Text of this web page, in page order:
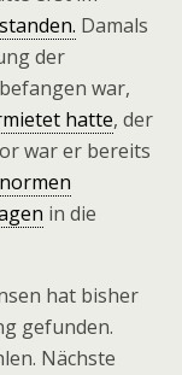
Damals
der
war,
hatte, der
war er bereits
in die
hat bisher
gefunden.
Nächste